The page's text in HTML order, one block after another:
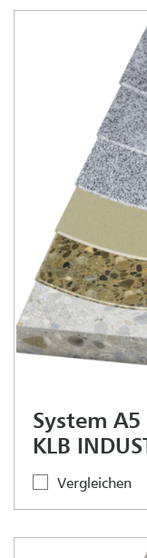
System A5
KLB
Vergleichen